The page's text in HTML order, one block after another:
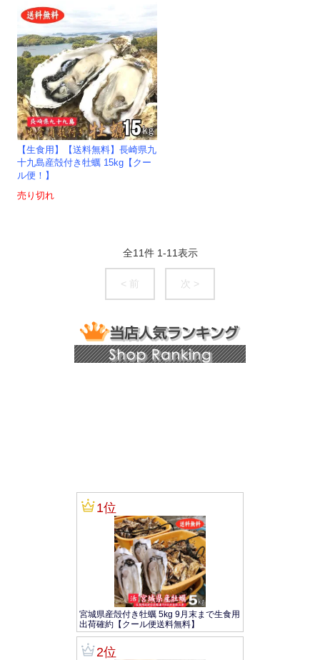
【生食用】【送料無料】長崎県九
十九島産殻付き牡蠣 15kg【クー
ル便！】
売り切れ
全11件 1-11表示
< 前 次 >